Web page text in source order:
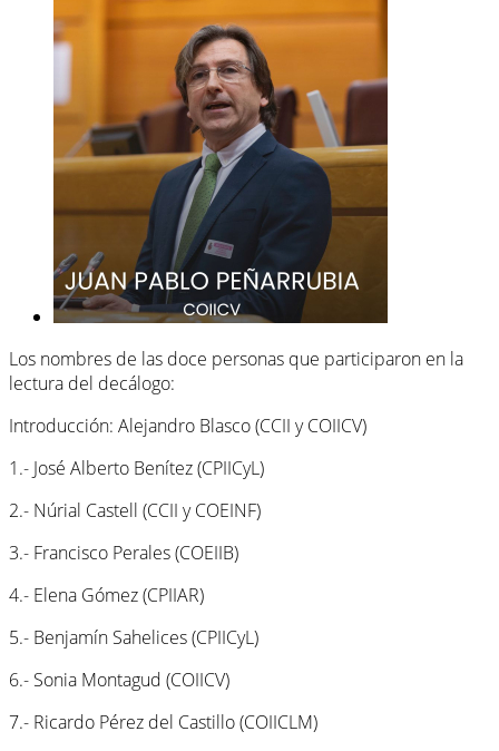
Los nombres de las doce personas que participaron en la
lectura del decálogo:
Introducción: Alejandro Blasco (CCII y COIICV)
1.- José Alberto Benítez (CPIICyL)
2.- Núrial Castell (CCII y COEINF)
3.- Francisco Perales (COEIIB)
4.- Elena Gómez (CPIIAR)
5.- Benjamín Sahelices (CPIICyL)
6.- Sonia Montagud (COIICV)
7.- Ricardo Pérez del Castillo (COIICLM)